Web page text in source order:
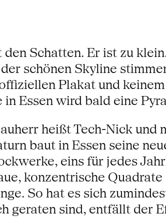
Schatten. Er ist zu
schönen Skyline
Plakat und
Essen wird bald eine
heißt Tech-Nick und
baut in Essen seine
eins für jedes
konzentrische
So hat es sich
geraten sind, entfällt der